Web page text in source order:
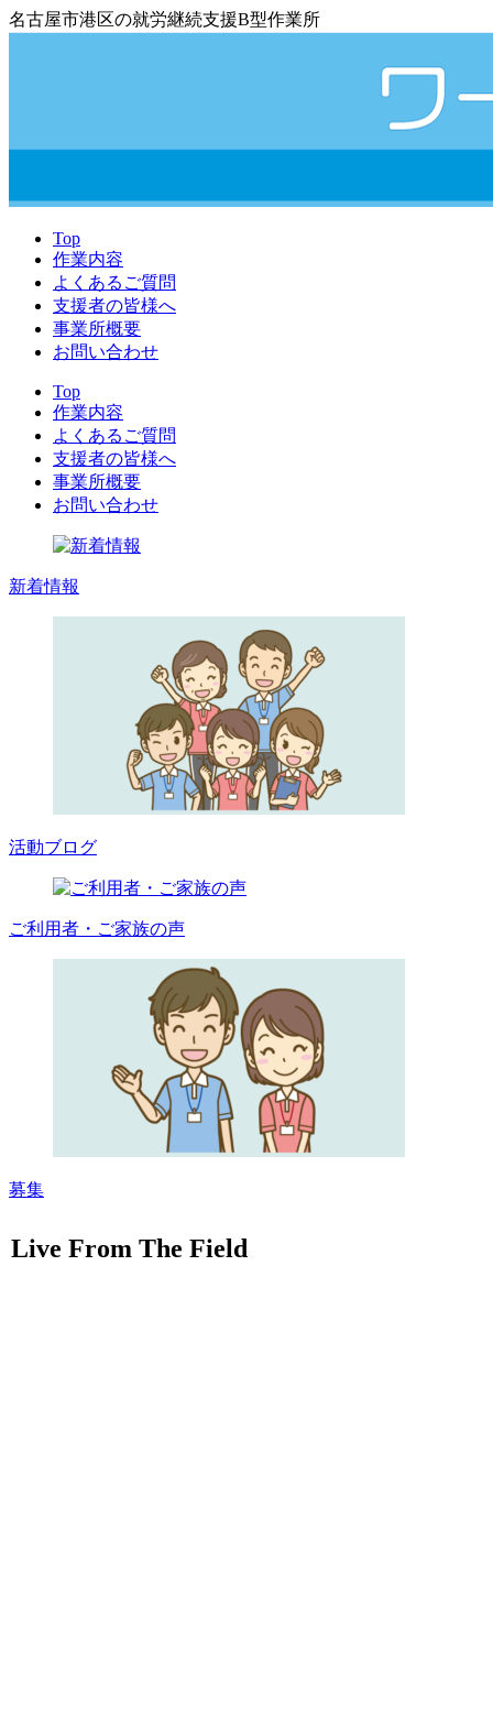
名古屋市港区の就労継続支援B型作業所
Top
作業内容
よくあるご質問
支援者の皆様へ
事業所概要
お問い合わせ
Top
作業内容
よくあるご質問
支援者の皆様へ
事業所概要
お問い合わせ
新着情報
活動ブログ
ご利用者・ご家族の声
募集
Live From The Field